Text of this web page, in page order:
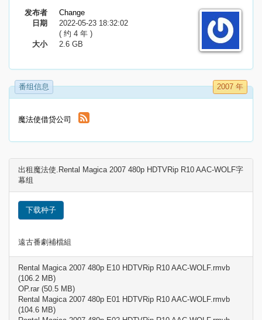
发布者
Change
日期
2022-05-23 18:32:02
( 约 4 年 )
大小
2.6 GB
番组信息 2007 年
魔法使借贷公司
出租魔法使.Rental Magica 2007 480p HDTVRip R10 AAC-WOLF字
幕组
下载种子
遠古番劇補檔組
Rental Magica 2007 480p E10 HDTVRip R10 AAC-WOLF.rmvb
(106.2 MB)
OP.rar (50.5 MB)
Rental Magica 2007 480p E01 HDTVRip R10 AAC-WOLF.rmvb
(104.6 MB)